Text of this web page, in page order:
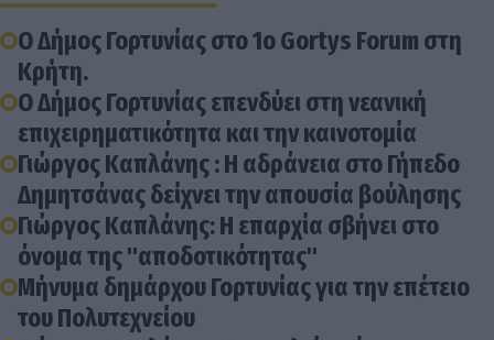
Ο Δήμος Γορτυνίας στο 1o Gortys Forum στη
Κρήτη.
Ο Δήμος Γορτυνίας επενδύει στη νεανική
επιχειρηματικότητα και την καινοτομία
Γιώργος Καπλάνης : Η αδράνεια στο Γήπεδο
Δημητσάνας δείχνει την απουσία βούλησης
Γιώργος Καπλάνης: Η επαρχία σβήνει στο
όνομα της "αποδοτικότητας"
Μήνυμα δημάρχου Γορτυνίας για την επέτειο
του Πολυτεχνείου